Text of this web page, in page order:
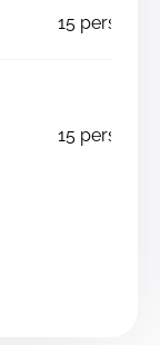
15 pers.
15 pers.